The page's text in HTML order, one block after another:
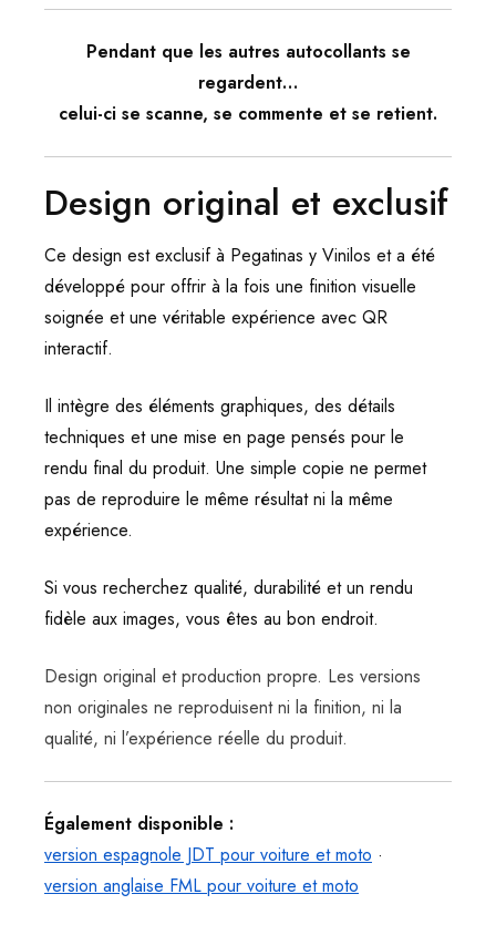
Pendant que les autres autocollants se
regardent…
celui-ci se scanne, se commente et se retient.
Design original et exclusif
Ce design est exclusif à Pegatinas y Vinilos et a été
développé pour offrir à la fois une finition visuelle
soignée et une véritable expérience avec QR
interactif.
Il intègre des éléments graphiques, des détails
techniques et une mise en page pensés pour le
rendu final du produit. Une simple copie ne permet
pas de reproduire le même résultat ni la même
expérience.
Si vous recherchez qualité, durabilité et un rendu
fidèle aux images, vous êtes au bon endroit.
Design original et production propre. Les versions
non originales ne reproduisent ni la finition, ni la
qualité, ni l’expérience réelle du produit.
Également disponible :
version espagnole JDT pour voiture et moto ·
version anglaise FML pour voiture et moto